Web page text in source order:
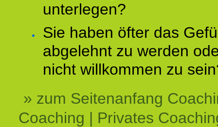
unterlegen?
Sie haben öfter das
abgelehnt zu werden
nicht willkommen zu
» zum Seitenanfang
Coaching | Privates